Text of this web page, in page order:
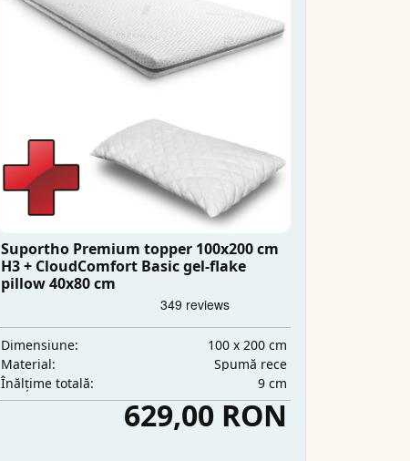
Suportho Premium topper 100x200 cm
H3 + CloudComfort Basic gel-flake
pillow 40x80 cm
Dimensiune:
100 x 200 cm
Material:
Spumă rece
Înălțime totală:
9 cm
629,00 RON